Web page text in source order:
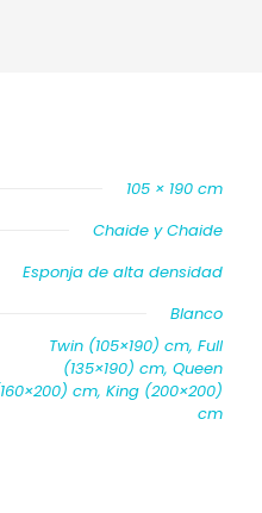
105 × 190 cm
Chaide y Chaide
Esponja de alta densidad
Blanco
Twin (105×190) cm, Full
(135×190) cm, Queen
cm, King (200×200)
cm